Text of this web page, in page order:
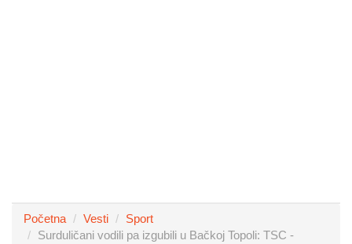
Početna Vesti
Sport
Surduličani vodili pa izgubili u Bačkoj Topoli: TSC -